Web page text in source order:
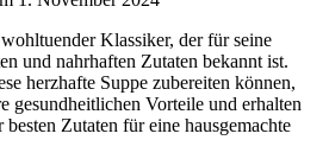
Klassiker, der für seine
und nahrhaften Zutaten bekannt ist.
herzhafte Suppe zubereiten können,
gesundheitlichen Vorteile und erhalten
Zutaten für eine hausgemachte